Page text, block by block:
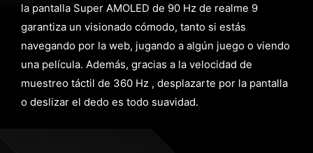
la pantalla Super AMOLED de 90 Hz de realme 9
garantiza un visionado cómodo, tanto si estás
navegando por la web, jugando a algún juego o viendo
una película. Además, gracias a la velocidad de
muestreo táctil de 360 Hz , desplazarte por la pantalla
o deslizar el dedo es todo suavidad.